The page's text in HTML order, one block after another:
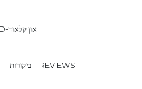
ON CLOUD-און קלאוד
ביקורות – REVIEWS